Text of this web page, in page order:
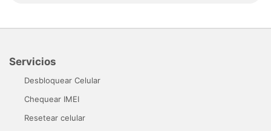
Servicios
Desbloquear Celular
Chequear IMEI
Resetear celular